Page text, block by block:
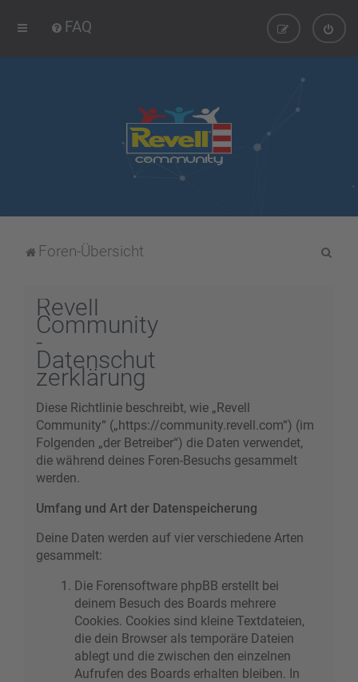
FAQ
Foren-Übersicht
Revell
Community
-
Datenschut
zerklärung
Diese Richtlinie beschreibt, wie „Revell
Community“ („https://community.revell.com“) (im
Folgenden „der Betreiber“) die Daten verwendet,
die während deines Foren-Besuchs gesammelt
werden.
Umfang und Art der Datenspeicherung
Deine Daten werden auf vier verschiedene Arten
gesammelt:
Die Forensoftware phpBB erstellt bei
deinem Besuch des Boards mehrere
Cookies. Cookies sind kleine Textdateien,
die dein Browser als temporäre Dateien
ablegt und die zwischen den einzelnen
Aufrufen des Boards erhalten bleiben. In